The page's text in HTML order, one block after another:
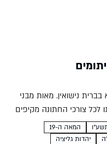
בברית נישואין. מאות מבני
לכל צורכי החתונה מקיפים
באולם שמחות, גם לא
המאה ה-19
יהדות גליציה